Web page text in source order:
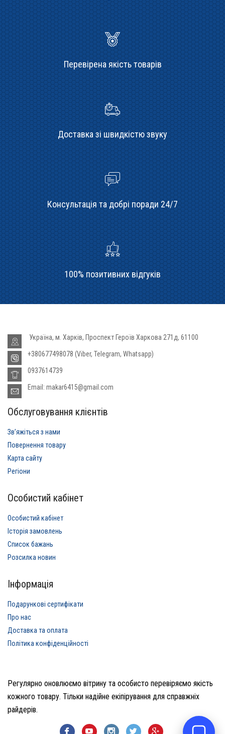
Перевірена якість товарів
Доставка зі швидкістю звуку
Консультація та добрі поради 24/7
100% позитивних відгуків
Україна, м. Харків, Проспект Героїв Харкова 271д, 61100
+380677498078 (Viber, Telegram, Whatsapp)
0937614739
Email: makar6415@gmail.com
Обслуговування клієнтів
Звʼяжіться з нами
Повернення товару
Карта сайту
Регіони
Особистий кабінет
Особистий кабінет
Історія замовлень
Список бажань
Розсилка новин
Інформація
Подарункові сертифікати
Про нас
Доставка та оплата
Політика конфіденційності
Регулярно оновлюємо вітрину та особисто перевіряємо якість
кожного товару. Тільки надійне екіпірування для справжніх
райдерів.